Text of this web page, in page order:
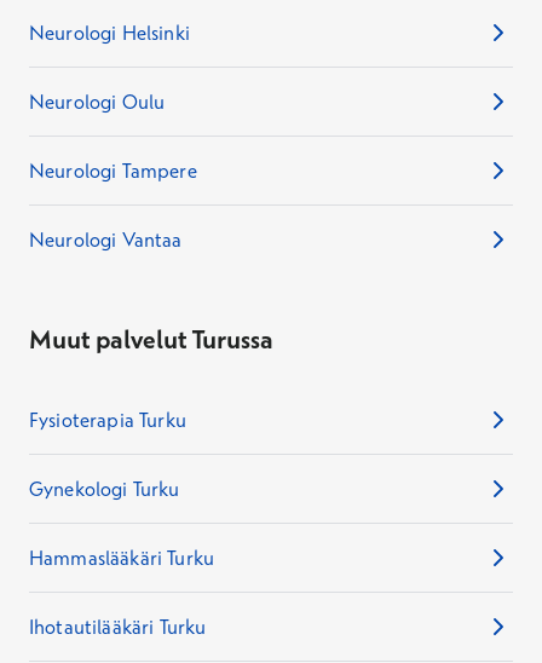
Neurologi Helsinki
Neurologi Oulu
Neurologi Tampere
Neurologi Vantaa
Muut palvelut Turussa
Fysioterapia Turku
Gynekologi Turku
Hammaslääkäri Turku
Ihotautilääkäri Turku